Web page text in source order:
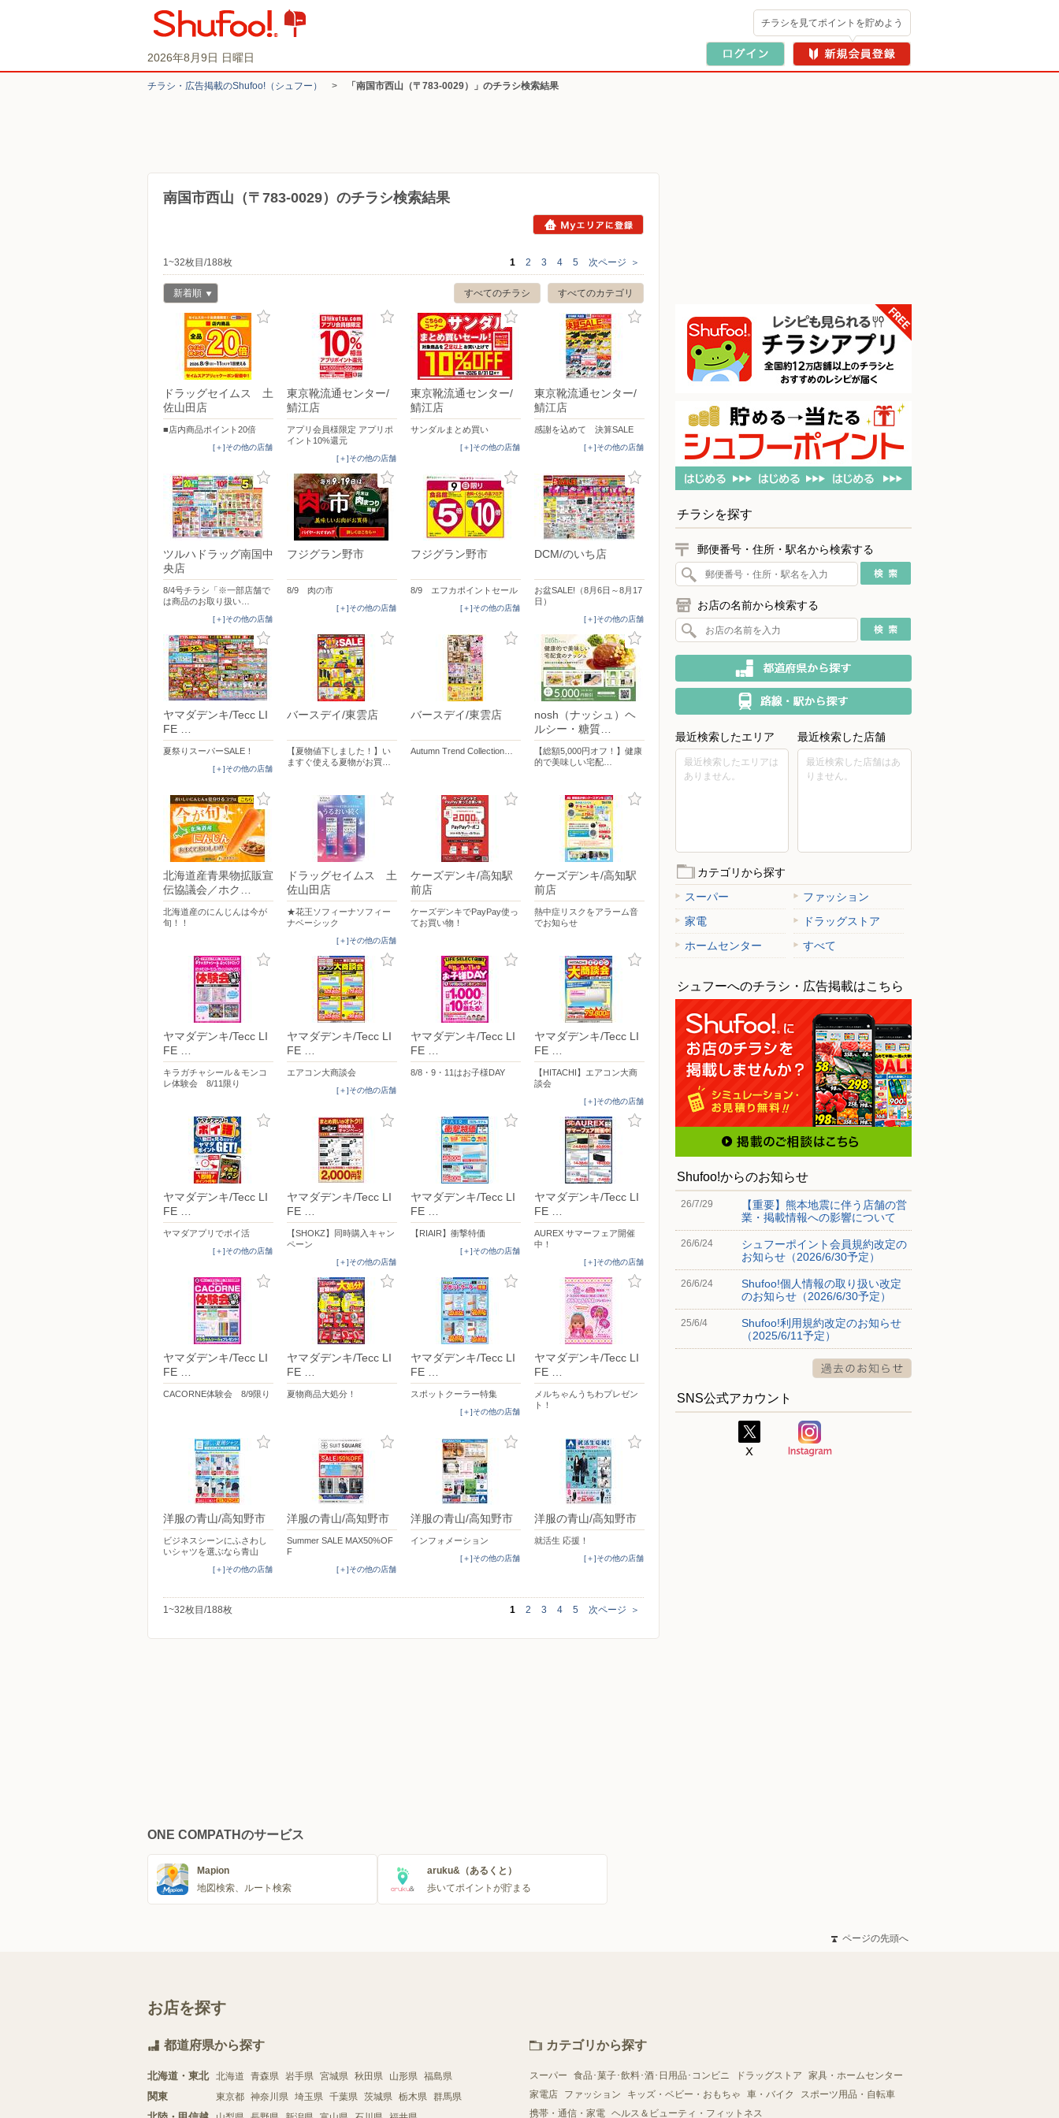
2026年8月9日 日曜日
チラシを見てポイントを貯めよう
チラシ・​広告掲載の​Shufoo!​（シュフー） > 「南国市西山（〒783-0029）」のチラシ検索結果
南国市西山（〒783-0029）のチラシ検索結果
1~32枚目/188枚 1 2 3 4 5 次ページ ＞
すべてのカテゴリ
すべてのチラシ
新着順
ドラッグセイムス 土
佐山田店
■店内商品ポイント20倍
[＋]その他の店舗
東京靴流通センター/
鯖江店
アプリ会員様限定 アプリポ
イント10%還元
[＋]その他の店舗
東京靴流通センター/
鯖江店
サンダルまとめ買い
[＋]その他の店舗
東京靴流通センター/
鯖江店
感謝を込めて 決算SALE
[＋]その他の店舗
ツルハドラッグ南国中
央店
8/4号チラシ「※一部店舗で
は商品のお取り扱い…
[＋]その他の店舗
フジグラン野市
8/9 肉の市
[＋]その他の店舗
フジグラン野市
8/9 エフカポイントセール
[＋]その他の店舗
DCM/のいち店
お盆SALE!（8月6日～8月17
日）
[＋]その他の店舗
ヤマダデンキ/Tecc LI
FE …
夏祭りスーパーSALE！
[＋]その他の店舗
バースデイ/東雲店
【夏物値下しました！】い
ますぐ使える夏物がお買…
バースデイ/東雲店
Autumn Trend Collection…
nosh（ナッシュ）ヘ
ルシー・糖質…
【総額5,000円オフ！】健康
的で美味しい宅配…
北海道産青果物拡販宣
伝協議会／ホク…
北海道産のにんじんは今が
旬！！
ドラッグセイムス 土
佐山田店
★花王ソフィーナソフィー
ナベーシック
[＋]その他の店舗
ケーズデンキ/高知駅
前店
ケーズデンキでPayPay使っ
てお買い物！
ケーズデンキ/高知駅
前店
熱中症リスクをアラーム音
でお知らせ
ヤマダデンキ/Tecc LI
FE …
キラガチャシール＆モンコ
レ体験会 8/11限り
ヤマダデンキ/Tecc LI
FE …
エアコン大商談会
[＋]その他の店舗
ヤマダデンキ/Tecc LI
FE …
8/8・9・11はお子様DAY
ヤマダデンキ/Tecc LI
FE …
【HITACHI】エアコン大商
談会
[＋]その他の店舗
ヤマダデンキ/Tecc LI
FE …
ヤマダアプリでポイ活
[＋]その他の店舗
ヤマダデンキ/Tecc LI
FE …
【SHOKZ】同時購入キャン
ペーン
[＋]その他の店舗
ヤマダデンキ/Tecc LI
FE …
【RIAIR】衝撃特価
[＋]その他の店舗
ヤマダデンキ/Tecc LI
FE …
AUREX サマーフェア開催
中！
[＋]その他の店舗
ヤマダデンキ/Tecc LI
FE …
CACORNE体験会 8/9限り
ヤマダデンキ/Tecc LI
FE …
夏物商品大処分！
ヤマダデンキ/Tecc LI
FE …
スポットクーラー特集
[＋]その他の店舗
ヤマダデンキ/Tecc LI
FE …
メルちゃんうちわプレゼン
ト！
洋服の青山/高知野市
ビジネスシーンにふさわし
いシャツを選ぶなら青山
[＋]その他の店舗
洋服の青山/高知野市
Summer SALE MAX50%OF
F
[＋]その他の店舗
洋服の青山/高知野市
インフォメーション
[＋]その他の店舗
洋服の青山/高知野市
就活生 応援！
[＋]その他の店舗
1~32枚目/188枚 1 2 3 4 5 次ページ ＞
チラシを探す
郵便番号・住所・駅名から検索する
お店の名前から検索する
最近検索したエリア
最近検索したエリアは
ありません。
最近検索した店舗
最近検索した店舗はあ
りません。
カテゴリから探す
スーパー
ファッション
家電
ドラッグストア
ホームセンター
すべて
シュフーへのチラシ・広告掲載はこちら
Shufoo!からのお知らせ
26/7/29
【重要】熊本地震に伴う店舗の営
業・掲載情報への影響について
26/6/24
シュフーポイント会員規約改定の
お知らせ（2026/6/30予定）
26/6/24
Shufoo!個人情報の取り扱い改定
のお知らせ（2026/6/30予定）
25/6/4
Shufoo!利用規約改定のお知らせ
（2025/6/11予定）
SNS公式アカウント
ONE COMPATHのサービス
Mapion
地図検索、ルート検索
aruku&（あるくと）
歩いてポイントが貯まる
ページの先頭へ
お店を探す
都道府県から探す
北海道・東北 北海道 青森県 岩手県 宮城県 秋田県 山形県 福島県
関東 東京都 神奈川県 埼玉県 千葉県 茨城県 栃木県 群馬県
カテゴリから探す
スーパー 食品･菓子･飲料･酒･日用品･コンビニ ドラッグストア
家具・ホームセンター
家電店
ファッション キッズ・ベビー・おもちゃ 車・バイク
スポーツ用品・自転車
携帯・通信・家電 ヘルス＆ビューティ・フィットネス